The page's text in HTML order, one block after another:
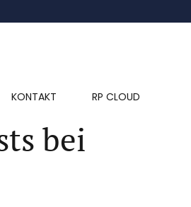
KONTAKT RP CLOUD
bei